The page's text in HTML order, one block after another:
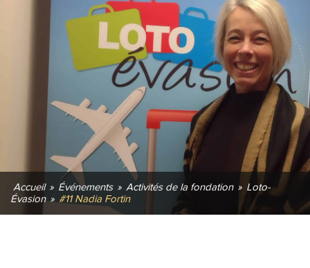
Accueil » Événements » Activités de la fondation » Loto-
Évasion » #11 Nadia Fortin